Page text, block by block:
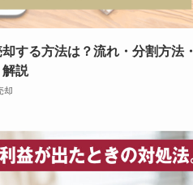
する方法は？流れ・分割方法・
説
却